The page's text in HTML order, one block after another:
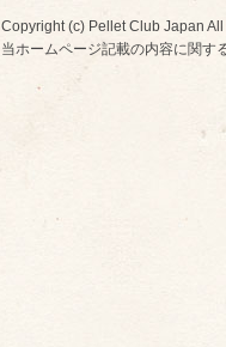
Copyright (c) Pellet Club Japan
当ホームページ記載の内容に関す